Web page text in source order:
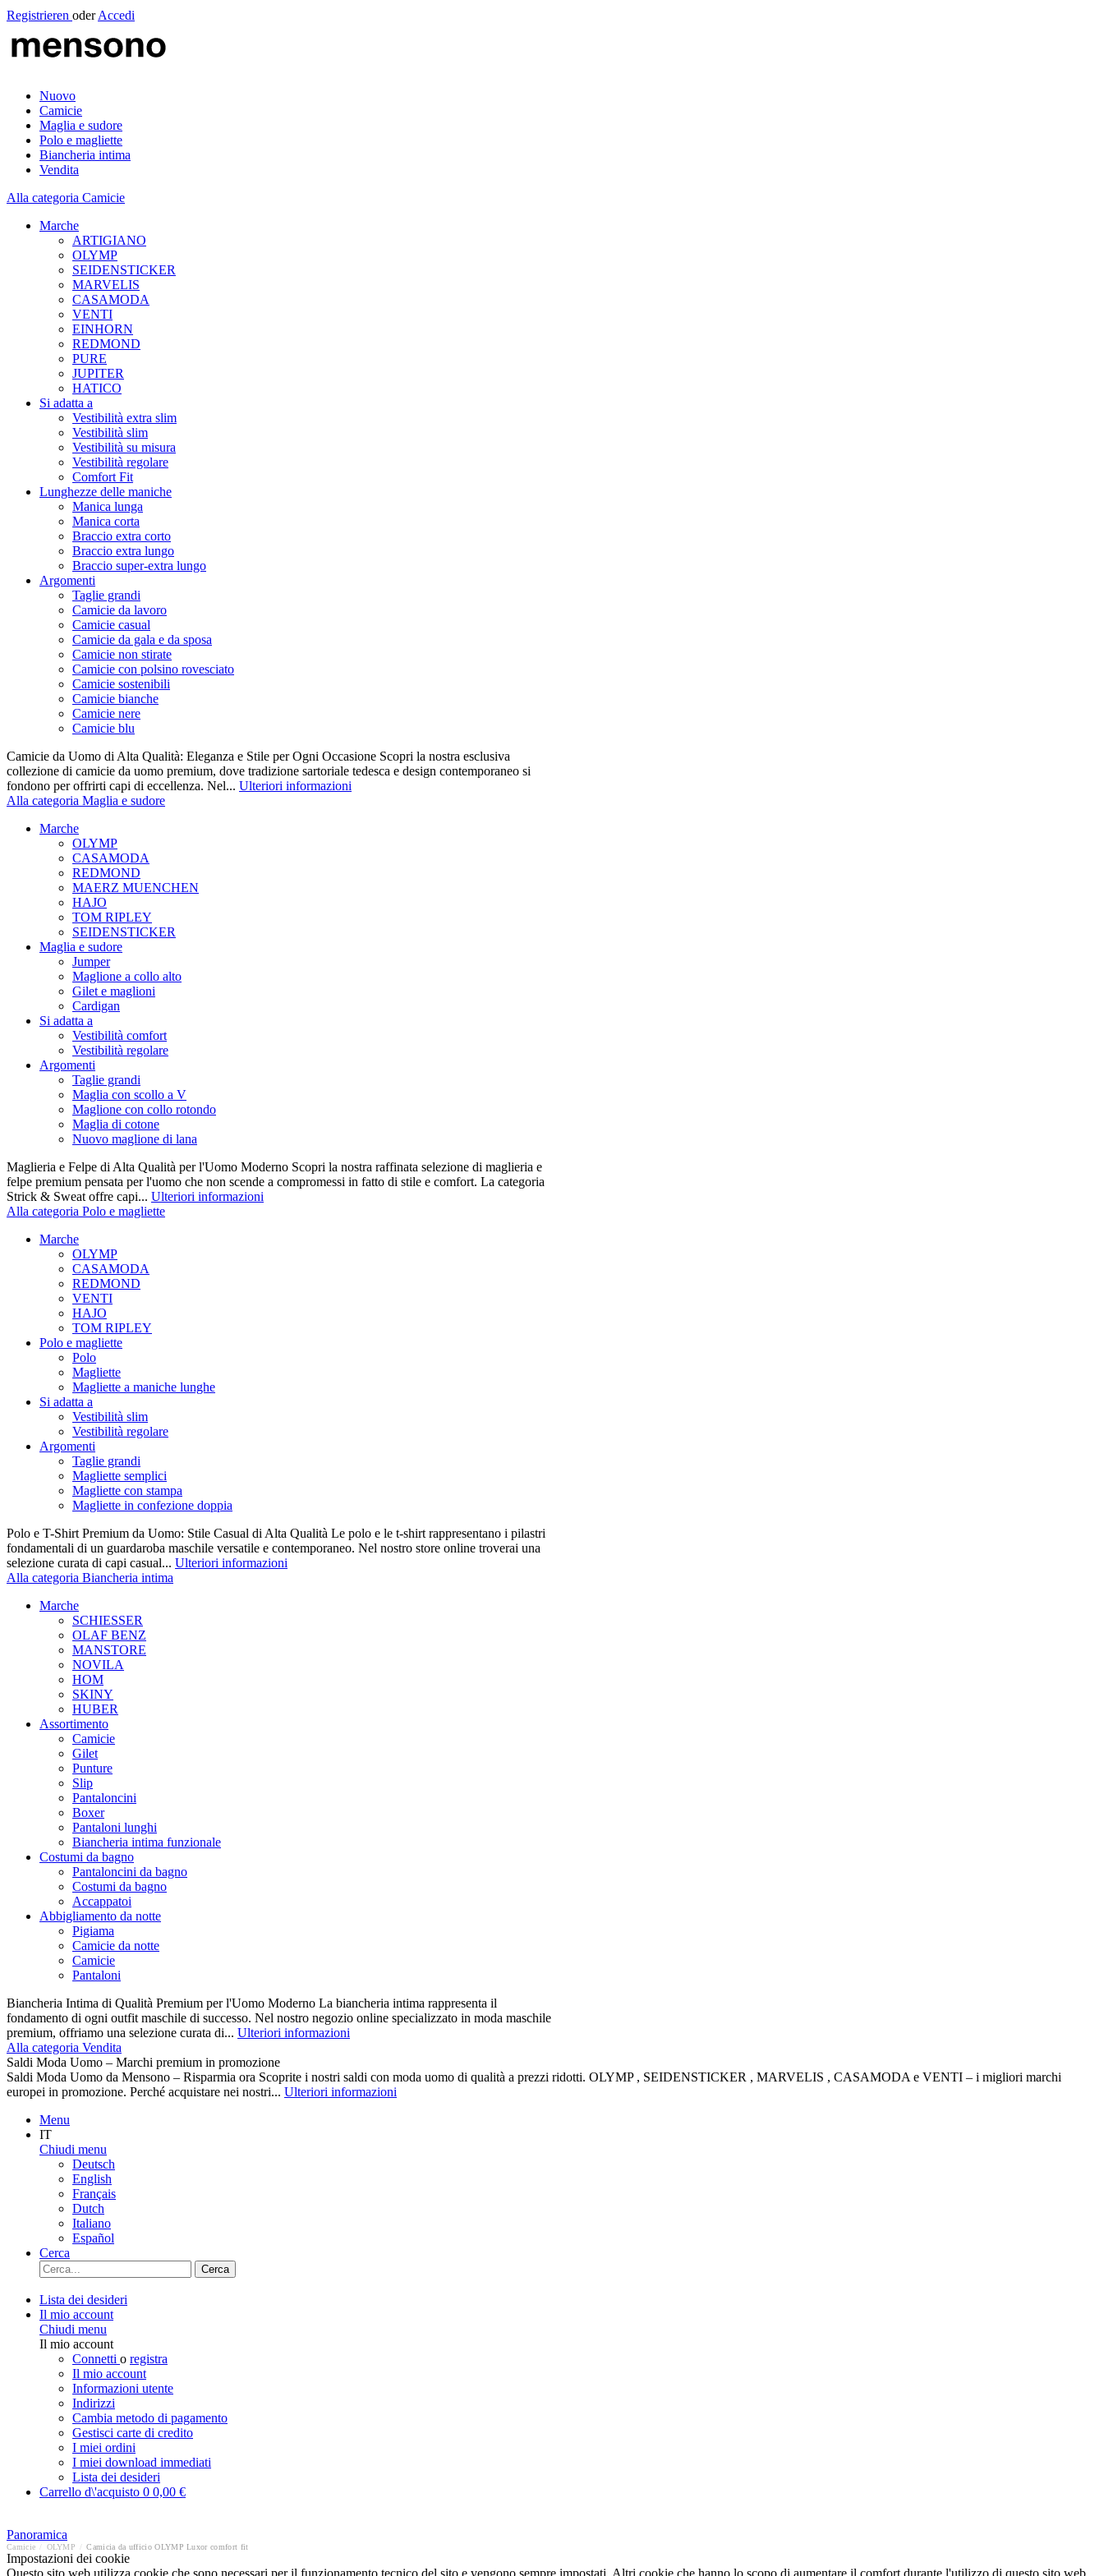
Registrieren oder Accedi
Nuovo
Camicie
Maglia e sudore
Polo e magliette
Biancheria intima
Vendita
Alla categoria Camicie
Marche
ARTIGIANO
OLYMP
SEIDENSTICKER
MARVELIS
CASAMODA
VENTI
EINHORN
REDMOND
PURE
JUPITER
HATICO
Si adatta a
Vestibilità extra slim
Vestibilità slim
Vestibilità su misura
Vestibilità regolare
Comfort Fit
Lunghezze delle maniche
Manica lunga
Manica corta
Braccio extra corto
Braccio extra lungo
Braccio super-extra lungo
Argomenti
Taglie grandi
Camicie da lavoro
Camicie casual
Camicie da gala e da sposa
Camicie non stirate
Camicie con polsino rovesciato
Camicie sostenibili
Camicie bianche
Camicie nere
Camicie blu
Camicie da Uomo di Alta Qualità: Eleganza e Stile per Ogni Occasione Scopri la nostra esclusiva
collezione di camicie da uomo premium, dove tradizione sartoriale tedesca e design contemporaneo si
fondono per offrirti capi di eccellenza. Nel... Ulteriori informazioni
Alla categoria Maglia e sudore
Marche
OLYMP
CASAMODA
REDMOND
MAERZ MUENCHEN
HAJO
TOM RIPLEY
SEIDENSTICKER
Maglia e sudore
Jumper
Maglione a collo alto
Gilet e maglioni
Cardigan
Si adatta a
Vestibilità comfort
Vestibilità regolare
Argomenti
Taglie grandi
Maglia con scollo a V
Maglione con collo rotondo
Maglia di cotone
Nuovo maglione di lana
Maglieria e Felpe di Alta Qualità per l'Uomo Moderno Scopri la nostra raffinata selezione di maglieria e
felpe premium pensata per l'uomo che non scende a compromessi in fatto di stile e comfort. La categoria
Strick & Sweat offre capi... Ulteriori informazioni
Alla categoria Polo e magliette
Marche
OLYMP
CASAMODA
REDMOND
VENTI
HAJO
TOM RIPLEY
Polo e magliette
Polo
Magliette
Magliette a maniche lunghe
Si adatta a
Vestibilità slim
Vestibilità regolare
Argomenti
Taglie grandi
Magliette semplici
Magliette con stampa
Magliette in confezione doppia
Polo e T-Shirt Premium da Uomo: Stile Casual di Alta Qualità Le polo e le t-shirt rappresentano i pilastri
fondamentali di un guardaroba maschile versatile e contemporaneo. Nel nostro store online troverai una
selezione curata di capi casual... Ulteriori informazioni
Alla categoria Biancheria intima
Marche
SCHIESSER
OLAF BENZ
MANSTORE
NOVILA
HOM
SKINY
HUBER
Assortimento
Camicie
Gilet
Punture
Slip
Pantaloncini
Boxer
Pantaloni lunghi
Biancheria intima funzionale
Costumi da bagno
Pantaloncini da bagno
Costumi da bagno
Accappatoi
Abbigliamento da notte
Pigiama
Camicie da notte
Camicie
Pantaloni
Biancheria Intima di Qualità Premium per l'Uomo Moderno La biancheria intima rappresenta il
fondamento di ogni outfit maschile di successo. Nel nostro negozio online specializzato in moda maschile
premium, offriamo una selezione curata di... Ulteriori informazioni
Alla categoria Vendita
Saldi Moda Uomo – Marchi premium in promozione
Saldi Moda Uomo da Mensono – Risparmia ora Scoprite i nostri saldi con moda uomo di qualità a prezzi ridotti. OLYMP , SEIDENSTICKER , MARVELIS , CASAMODA e VENTI – i migliori marchi
europei in promozione. Perché acquistare nei nostri... Ulteriori informazioni
Menu
IT
Chiudi menu
Deutsch
English
Français
Dutch
Italiano
Español
Cerca
Cerca
Lista dei desideri
Il mio account
Chiudi menu
Il mio account
Connetti o registra
Il mio account
Informazioni utente
Indirizzi
Cambia metodo di pagamento
Gestisci carte di credito
I miei ordini
I miei download immediati
Lista dei desideri
Carrello d\'acquisto 0 0,00 €
Panoramica
Camicie OLYMP Camicia da ufficio OLYMP Luxor comfort fit
Impostazioni dei cookie
Questo sito web utilizza cookie che sono necessari per il funzionamento tecnico del sito e vengono sempre impostati. Altri cookie che hanno lo scopo di aumentare il comfort durante l'utilizzo di questo sito web,